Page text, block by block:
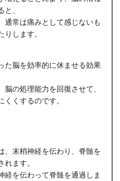
、
通常は痛みとして感じないも
します。
た脳を効率的に休ませる効果
の処理能力を回復させて、
くするのです。
、末梢神経を伝わり、脊髄を
ます。
経を伝わって脊髄を通過しま